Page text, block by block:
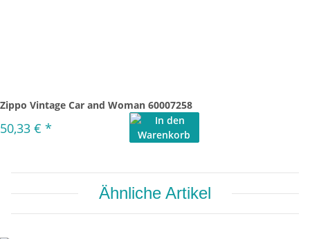
Zippo Vintage Car and Woman 60007258
50,33 € *
Ähnliche Artikel